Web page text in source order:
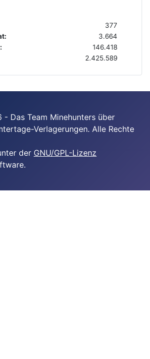
377
3.664
146.418
2.425.589
Das Team Minehunters über
Verlagerungen. Alle Rechte
der GNU/GPL-Lizenz